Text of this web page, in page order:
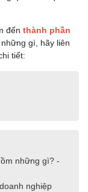
đến thành phần
những gì, hãy liên
tiết:
những gì? -
nghiệp